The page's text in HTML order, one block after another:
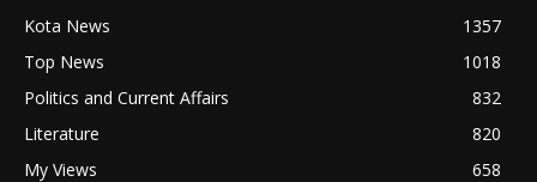
Kota News
1357
Top News
1018
Politics and Current Affairs
832
Literature
820
My Views
658